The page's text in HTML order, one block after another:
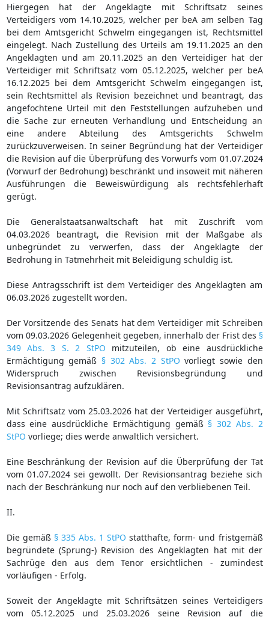
Hiergegen hat der Angeklagte mit Schriftsatz seines
Verteidigers vom 14.10.2025, welcher per beA am selben Tag
bei dem Amtsgericht Schwelm eingegangen ist, Rechtsmittel
eingelegt. Nach Zustellung des Urteils am 19.11.2025 an den
Angeklagten und am 20.11.2025 an den Verteidiger hat der
Verteidiger mit Schriftsatz vom 05.12.2025, welcher per beA
16.12.2025 bei dem Amtsgericht Schwelm eingegangen ist,
sein Rechtsmittel als Revision bezeichnet und beantragt, das
angefochtene Urteil mit den Feststellungen aufzuheben und
die Sache zur erneuten Verhandlung und Entscheidung an
eine andere Abteilung des Amtsgerichts Schwelm
zurückzuverweisen. In seiner Begründung hat der Verteidiger
die Revision auf die Überprüfung des Vorwurfs vom 01.07.2024
(Vorwurf der Bedrohung) beschränkt und insoweit mit näheren
Ausführungen die Beweiswürdigung als rechtsfehlerhaft
gerügt.
Die Generalstaatsanwaltschaft hat mit Zuschrift vom
04.03.2026 beantragt, die Revision mit der Maßgabe als
unbegründet zu verwerfen, dass der Angeklagte der
Bedrohung in Tatmehrheit mit Beleidigung schuldig ist.
Diese Antragsschrift ist dem Verteidiger des Angeklagten am
06.03.2026 zugestellt worden.
Der Vorsitzende des Senats hat dem Verteidiger mit Schreiben
vom 09.03.2026 Gelegenheit gegeben, innerhalb der Frist des §
349 Abs. 3 S. 2 StPO mitzuteilen, ob eine ausdrückliche
Ermächtigung gemäß § 302 Abs. 2 StPO vorliegt sowie den
Widerspruch zwischen Revisionsbegründung und
Revisionsantrag aufzuklären.
Mit Schriftsatz vom 25.03.2026 hat der Verteidiger ausgeführt,
dass eine ausdrückliche Ermächtigung gemäß § 302 Abs. 2
StPO vorliege; dies werde anwaltlich versichert.
Eine Beschränkung der Revision auf die Überprüfung der Tat
vom 01.07.2024 sei gewollt. Der Revisionsantrag beziehe sich
nach der Beschränkung nur noch auf den verbliebenen Teil.
II.
Die gemäß § 335 Abs. 1 StPO statthafte, form- und fristgemäß
begründete (Sprung-) Revision des Angeklagten hat mit der
Sachrüge den aus dem Tenor ersichtlichen - zumindest
vorläufigen - Erfolg.
Soweit der Angeklagte mit Schriftsätzen seines Verteidigers
vom 05.12.2025 und 25.03.2026 seine Revision auf die